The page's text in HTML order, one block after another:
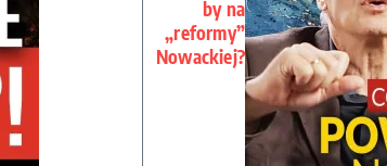
by na
„reformy”
Nowackiej?